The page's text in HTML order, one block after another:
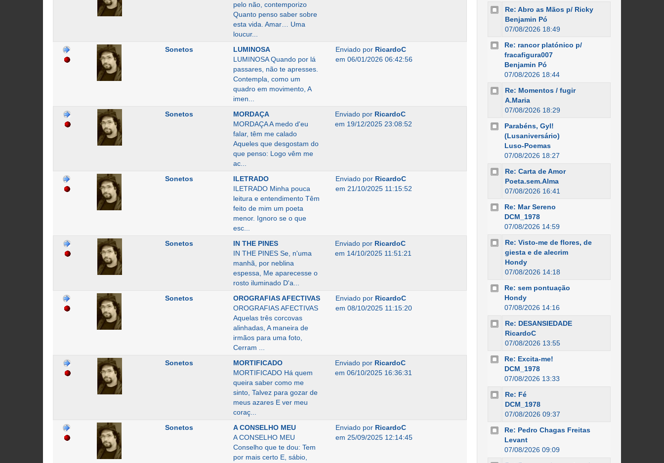
pelo não, contemporizo
Quanto penso saber sobre
esta vida. Amar… Uma
loucur...
Sonetos
LUMINOSA
LUMINOSA Quando por lá
passares, não te apresses.
Contempla, como um
quadro em movimento, A
imen...
Enviado por RicardoC
em 06/01/2026 06:42:56
Sonetos
MORDAÇA
MORDAÇA A medo d'eu
falar, têm me calado
Aqueles que desgostam do
que penso: Logo vêm me
ac...
Enviado por RicardoC
em 19/12/2025 23:08:52
Sonetos
ILETRADO
ILETRADO Minha pouca
leitura e entendimento Têm
feito de mim um poeta
menor. Ignoro se o que
esc...
Enviado por RicardoC
em 21/10/2025 11:15:52
Sonetos
IN THE PINES
IN THE PINES Se, n'uma
manhã, por neblina
espessa, Me aparecesse o
rosto iluminado D'a...
Enviado por RicardoC
em 14/10/2025 11:51:21
Sonetos
OROGRAFIAS AFECTIVAS
OROGRAFIAS AFECTIVAS
Aquelas três corcovas
alinhadas, A maneira de
irmãos para uma foto,
Cerram ...
Enviado por RicardoC
em 08/10/2025 11:15:20
Sonetos
MORTIFICADO
MORTIFICADO Há quem
queira saber como me
sinto, Talvez para gozar de
meus azares E ver meu
coraç...
Enviado por RicardoC
em 06/10/2025 16:36:31
Sonetos
A CONSELHO MEU
A CONSELHO MEU
Conselho que te dou: Tem
por mais certo E, sábio,
Enviado por RicardoC
em 25/09/2025 12:14:45
Re: Abro as Mãos p/ Ricky
Benjamin Pó
07/08/2026 18:49
Re: rancor platónico p/
fracafigura007
Benjamin Pó
07/08/2026 18:44
Re: Momentos / fugir
A.Maria
07/08/2026 18:29
Parabéns, Gyl!
(Lusaniversário)
Luso-Poemas
07/08/2026 18:27
Re: Carta de Amor
Poeta.sem.Alma
07/08/2026 16:41
Re: Mar Sereno
DCM_1978
07/08/2026 14:59
Re: Visto-me de flores, de
giesta e de alecrim
Hondy
07/08/2026 14:18
Re: sem pontuação
Hondy
07/08/2026 14:16
Re: DESANSIEDADE
RicardoC
07/08/2026 13:55
Re: Excita-me!
DCM_1978
07/08/2026 13:33
Re: Fé
DCM_1978
07/08/2026 09:37
Re: Pedro Chagas Freitas
Levant
07/08/2026 09:09